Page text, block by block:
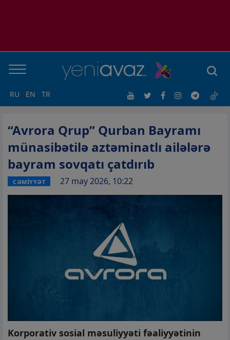
RU EN TR
“Avrora Qrup” Qurban Bayramı
münasibətilə aztəminatlı ailələrə
bayram sovqatı çatdırıb
CƏMİYYƏT 27 may 2026, 10:22
Korporativ sosial məsuliyyəti fəaliyyətinin